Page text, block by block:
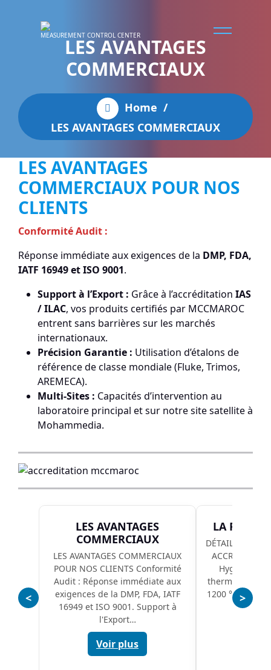
MEASUREMENT CONTROL CENTER
LES AVANTAGES
COMMERCIAUX
Home /
LES AVANTAGES COMMERCIAUX
LES AVANTAGES
COMMERCIAUX POUR NOS
CLIENTS
Conformité Audit :
Réponse immédiate aux exigences de la DMP, FDA,
IATF 16949 et ISO 9001.
Support à l’Export : Grâce à l’accréditation IAS
/ ILAC, vos produits certifiés par MCCMAROC
entrent sans barrières sur les marchés
internationaux.
Précision Garantie : Utilisation d’étalons de
référence de classe mondiale (Fluke, Trimos,
AREMECA).
Multi-Sites : Capacités d’intervention au
laboratoire principal et sur notre site satellite à
Mohammedia.
<
LES AVANTAGES
COMMERCIAUX
LES AVANTAGES COMMERCIAUX
POUR NOS CLIENTS Conformité
Audit : Réponse immédiate aux
exigences de la DMP, FDA, IATF
16949 et ISO 9001. Support à
l'Export…
Voir plus
LA
DÉTAIL
thermomètres :
1200 °C avec
>